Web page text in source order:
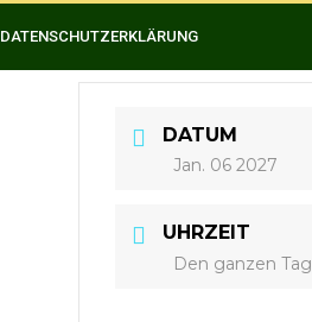
DATENSCHUTZERKLÄRUNG
DATUM
Jan. 06 2027
UHRZEIT
Den ganzen Tag